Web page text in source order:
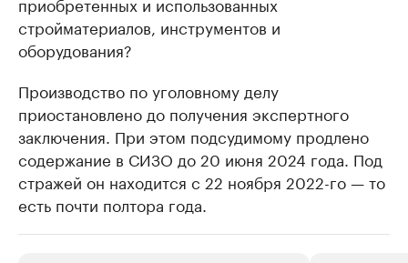
стройматериалов, инструментов и
оборудования?
Производство по уголовному делу
приостановлено до получения экспертного
заключения. При этом подсудимому продлено
содержание в СИЗО до 20 июня 2024 года. Под
стражей он находится с 22 ноября 2022-го — то
есть почти полтора года.